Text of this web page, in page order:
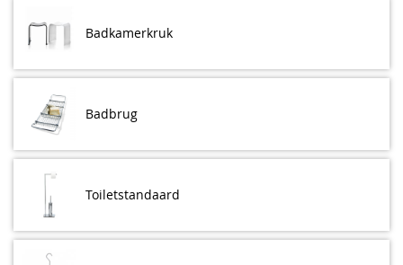
Badkamerkruk
Badbrug
Toiletstandaard